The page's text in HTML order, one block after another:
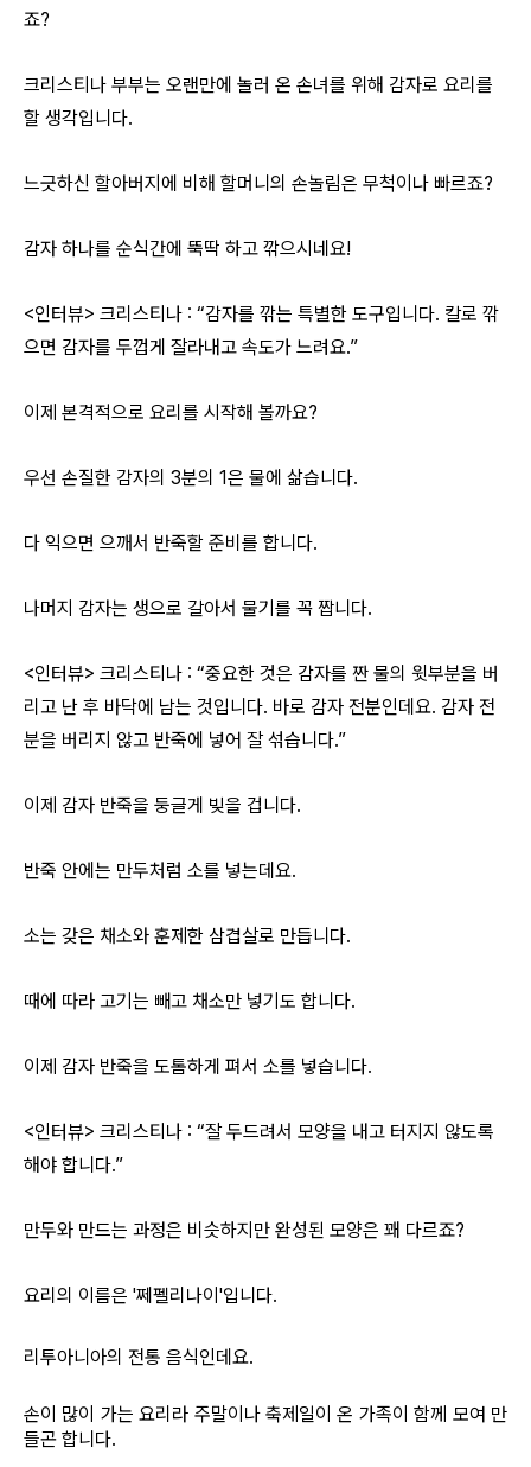
죠?
크리스티나 부부는 오랜만에 놀러 온 손녀를 위해 감자로 요리를
할 생각입니다.
느긋하신 할아버지에 비해 할머니의 손놀림은 무척이나 빠르죠?
감자 하나를 순식간에 뚝딱 하고 깎으시네요!
<인터뷰> 크리스티나 : “감자를 깎는 특별한 도구입니다. 칼로 깎
으면 감자를 두껍게 잘라내고 속도가 느려요.”
이제 본격적으로 요리를 시작해 볼까요?
우선 손질한 감자의 3분의 1은 물에 삶습니다.
다 익으면 으깨서 반죽할 준비를 합니다.
나머지 감자는 생으로 갈아서 물기를 꼭 짭니다.
<인터뷰> 크리스티나 : “중요한 것은 감자를 짠 물의 윗부분을 버
리고 난 후 바닥에 남는 것입니다. 바로 감자 전분인데요. 감자 전
분을 버리지 않고 반죽에 넣어 잘 섞습니다.”
이제 감자 반죽을 둥글게 빚을 겁니다.
반죽 안에는 만두처럼 소를 넣는데요.
소는 갖은 채소와 훈제한 삼겹살로 만듭니다.
때에 따라 고기는 빼고 채소만 넣기도 합니다.
이제 감자 반죽을 도톰하게 펴서 소를 넣습니다.
<인터뷰> 크리스티나 : “잘 두드려서 모양을 내고 터지지 않도록
해야 합니다.”
만두와 만드는 과정은 비슷하지만 완성된 모양은 꽤 다르죠?
요리의 이름은 '쩨펠리나이'입니다.
리투아니아의 전통 음식인데요.
손이 많이 가는 요리라 주말이나 축제일이 온 가족이 함께 모여 만
들곤 합니다.